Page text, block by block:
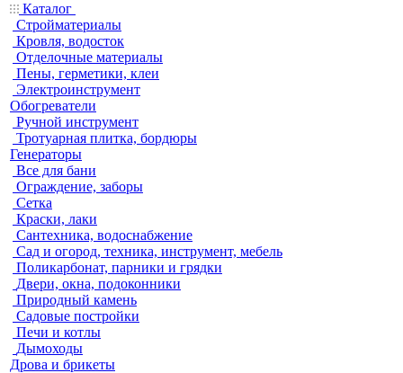
Каталог
Стройматериалы
Кровля, водосток
Отделочные материалы
Пены, герметики, клеи
Электроинструмент
Обогреватели
Ручной инструмент
Тротуарная плитка, бордюры
Генераторы
Все для бани
Ограждение, заборы
Сетка
Краски, лаки
Сантехника, водоснабжение
Сад и огород, техника, инструмент, мебель
Поликарбонат, парники и грядки
Двери, окна, подоконники
Природный камень
Садовые постройки
Печи и котлы
Дымоходы
Дрова и брикеты